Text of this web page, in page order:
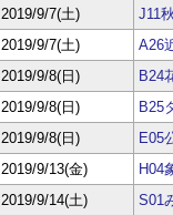
2019/9/7(土)
J11
2019/9/7(土)
A26
2019/9/8(日)
B24
2019/9/8(日)
B25
2019/9/8(日)
E05
2019/9/13(金)
H04
2019/9/14(土)
S01